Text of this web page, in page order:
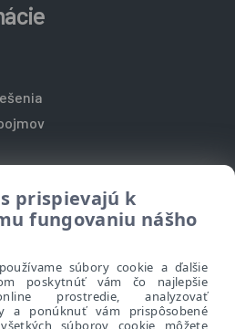
ESET
Napíšte nám:
prispievajú k
fungovaniu nášho
súbory cookie a ďalšie
poskytnúť vám čo najlepšie
prostredie, analyzovať
a ponúknuť vám prispôsobené
súborov cookie môžete